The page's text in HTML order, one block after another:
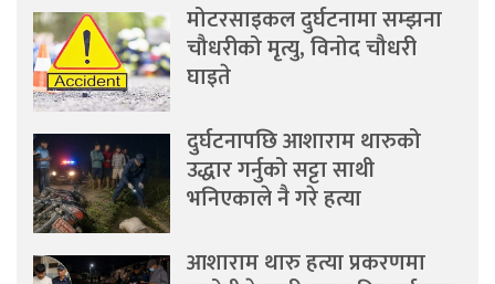
मोटरसाइकल दुर्घटनामा सम्झना
चौधरीको मृत्यु, विनोद चौधरी
घाइते
दुर्घटनापछि आशाराम थारुको
उद्धार गर्नुको सट्टा साथी
भनिएकाले नै गरे हत्या
आशाराम थारु हत्या प्रकरणमा